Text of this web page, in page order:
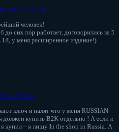
в 7:57 пп
человек!
сих пор работает, договорились за 5
у меня расширенное издание!)
в 3:30 пп
ключ и палят что у меня RUSSIAN
должен купить B2K отдельно ! А если и
купил – я пишу In the shop in Russia. А